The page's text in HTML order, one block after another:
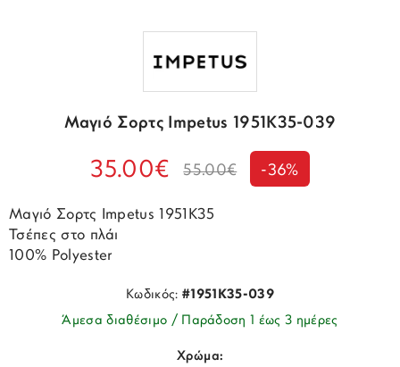
Μαγιό Σορτς Impetus 1951K35-039
35.00€ 55.00€ -36%
Μαγιό Σορτς Impetus 1951K35
Τσέπες στο πλάι
100% Polyester
Κωδικός:#1951K35-039
Άμεσα διαθέσιμο / Παράδοση 1 έως 3 ημέρες
Χρώμα: